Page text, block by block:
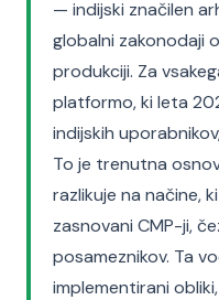
— indijski značilen
globalni zakonodaji
produkciji. Za
platformo, ki leta
indijskih
To je trenutna
razlikuje na načine,
zasnovani CMP-ji,
posameznikov. Ta
implementirani